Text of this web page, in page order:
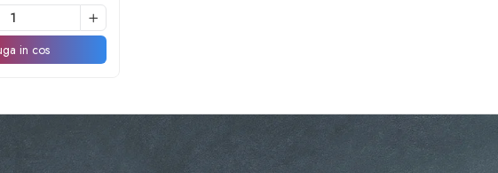
in cos